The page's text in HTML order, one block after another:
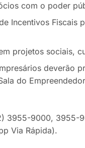
com o poder
Incentivos Fiscais
projetos sociais,
deverão
do
3955-9000, 3955-
Via Rápida).